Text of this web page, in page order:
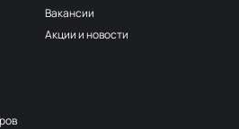
Вакансии
Акции и новости